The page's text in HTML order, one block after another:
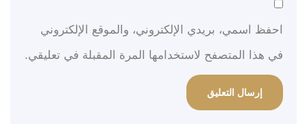
احفظ اسمي، بريدي الإلكتروني، والموقع الإلكتروني
في هذا المتصفح لاستخدامها المرة المقبلة في تعليقي.